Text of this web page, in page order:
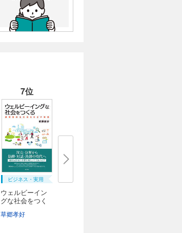
7位
ビジネス・実用
ウェルビーイン
グな社会をつく
草郷孝好